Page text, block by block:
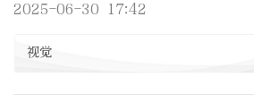
2025-06-30 17:42
视觉